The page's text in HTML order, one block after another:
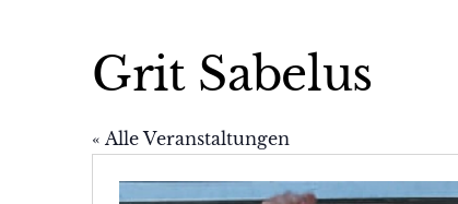
Grit Sabelus
« Alle Veranstaltungen